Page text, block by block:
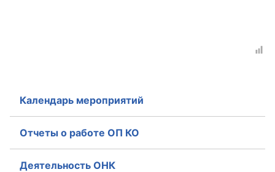
Календарь мероприятий
Отчеты о работе ОП КО
Деятельность ОНК